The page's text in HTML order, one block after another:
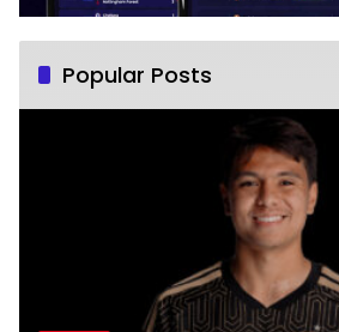
Popular Posts